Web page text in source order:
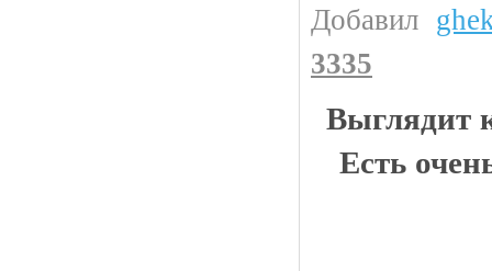
Добавил
3335
Выглядит
Есть